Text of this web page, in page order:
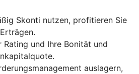
Skonti nutzen, profitieren Sie
Rating und Ihre Bonität und
auslagern,